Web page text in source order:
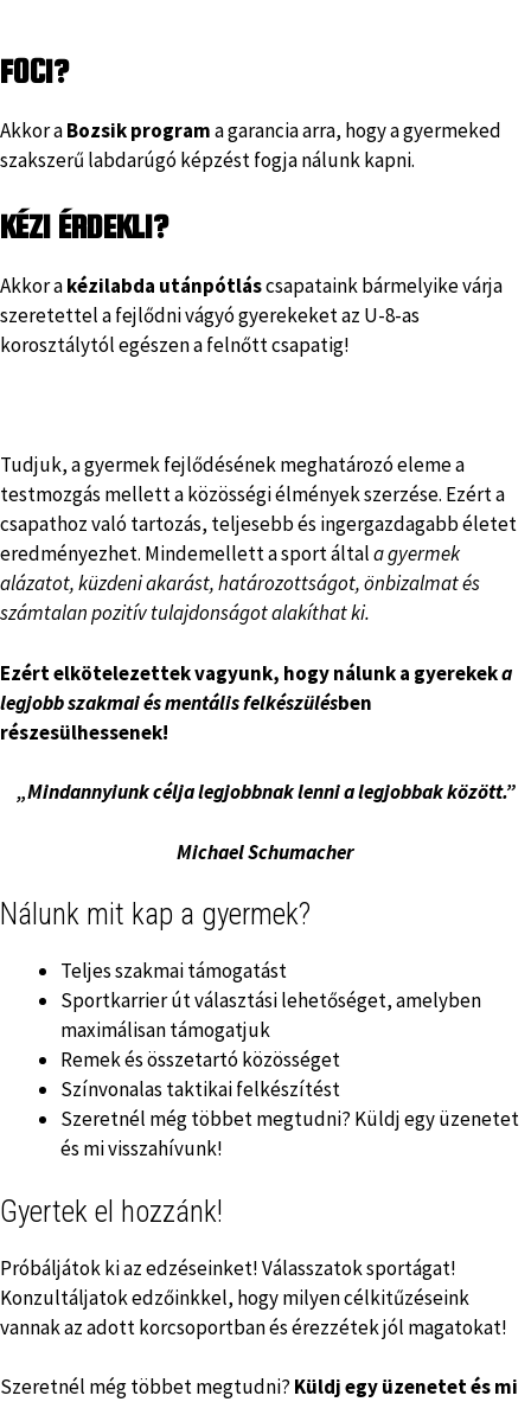
FOCI?
Akkor aBozsik programa garancia arra, hogy a gyermeked
szakszerű labdarúgó képzést fogja nálunk kapni.
KÉZI ÉRDEKLI?
Akkor akézilabda utánpótláscsapataink bármelyike várja
szeretettel a fejlődni vágyó gyerekeket az U-8-as
korosztálytól egészen a felnőtt csapatig!
Tudjuk, a gyermek fejlődésének meghatározó eleme a
testmozgás mellett a közösségi élmények szerzése. Ezért a
csapathoz való tartozás, teljesebb és ingergazdagabb életet
eredményezhet. Mindemellett a sport általa gyermek
alázatot, küzdeni akarást, határozottságot, önbizalmat és
számtalan pozitív tulajdonságot alakíthat ki.
Ezért elkötelezettek vagyunk, hogy nálunk a gyerekeka
legjobb szakmai és mentális felkészülésben
részesülhessenek!
„Mindannyiunk célja legjobbnak lenni a legjobbak között.”
Michael Schumacher
Nálunk mit kap a gyermek?
Teljes szakmai támogatást
Sportkarrier út választási lehetőséget, amelyben
maximálisan támogatjuk
Remek és összetartó közösséget
Színvonalas taktikai felkészítést
Szeretnél még többet megtudni? Küldj egy üzenetet
és mi visszahívunk!
Gyertek el hozzánk!
Próbáljátok ki az edzéseinket! Válasszatok sportágat!
Konzultáljatok edzőinkkel, hogy milyen célkitűzéseink
vannak az adott korcsoportban és érezzétek jól magatokat!
Szeretnél még többet megtudni? Küldj egy üzenetet és mi